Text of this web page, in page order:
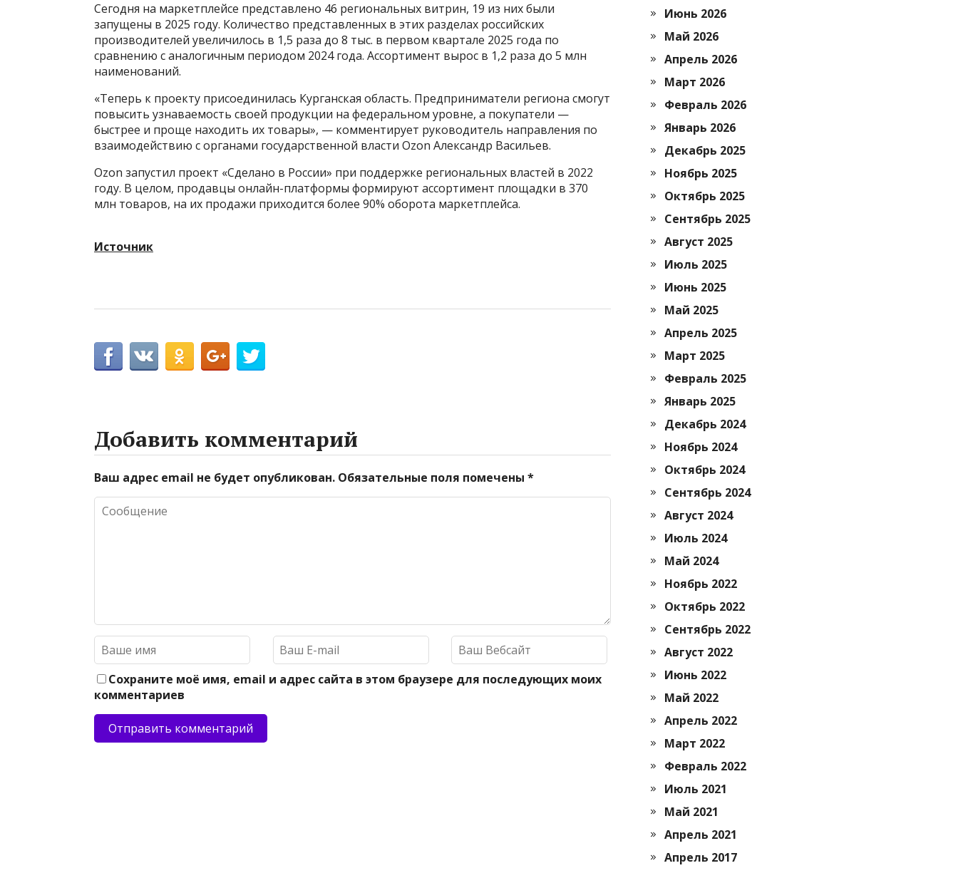
Сегодня на маркетплейсе представлено 46 региональных витрин, 19 из них были
запущены в 2025 году. Количество представленных в этих разделах российских
производителей увеличилось в 1,5 раза до 8 тыс. в первом квартале 2025 года по
сравнению с аналогичным периодом 2024 года. Ассортимент вырос в 1,2 раза до 5 млн
наименований.
«Теперь к проекту присоединилась Курганская область. Предприниматели региона смогут
повысить узнаваемость своей продукции на федеральном уровне, а покупатели —
быстрее и проще находить их товары», — комментирует руководитель направления по
взаимодействию с органами государственной власти Ozon Александр Васильев.
Ozon запустил проект «Сделано в России» при поддержке региональных властей в 2022
году. В целом, продавцы онлайн-платформы формируют ассортимент площадки в 370
млн товаров, на их продажи приходится более 90% оборота маркетплейса.
Источник
Добавить комментарий
Ваш адрес email не будет опубликован. Обязательные поля помечены *
Сохраните моё имя, email и адрес сайта в этом браузере для последующих моих
комментариев
Июнь 2026
Май 2026
Апрель 2026
Март 2026
Февраль 2026
Январь 2026
Декабрь 2025
Ноябрь 2025
Октябрь 2025
Сентябрь 2025
Август 2025
Июль 2025
Июнь 2025
Май 2025
Апрель 2025
Март 2025
Февраль 2025
Январь 2025
Декабрь 2024
Ноябрь 2024
Октябрь 2024
Сентябрь 2024
Август 2024
Июль 2024
Май 2024
Ноябрь 2022
Октябрь 2022
Сентябрь 2022
Август 2022
Июнь 2022
Май 2022
Апрель 2022
Март 2022
Февраль 2022
Июль 2021
Май 2021
Апрель 2021
Апрель 2017